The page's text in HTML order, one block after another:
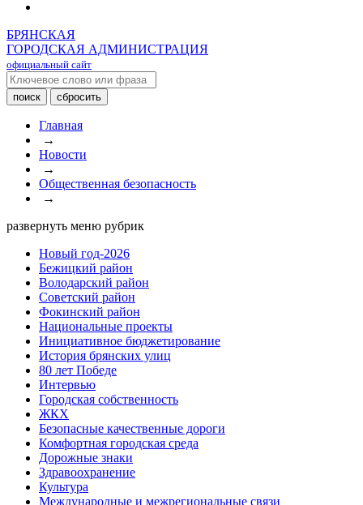
БРЯНСКАЯ
ГОРОДСКАЯ АДМИНИСТРАЦИЯ
официальный сайт
Главная
→
Новости
→
Общественная безопасность
→
развернуть меню рубрик
Новый год-2026
Бежицкий район
Володарский район
Советский район
Фокинский район
Национальные проекты
Инициативное бюджетирование
История брянских улиц
80 лет Победе
Интервью
Городская собственность
ЖКХ
Безопасные качественные дороги
Комфортная городская среда
Дорожные знаки
Здравоохранение
Культура
Международные и межрегиональные связи